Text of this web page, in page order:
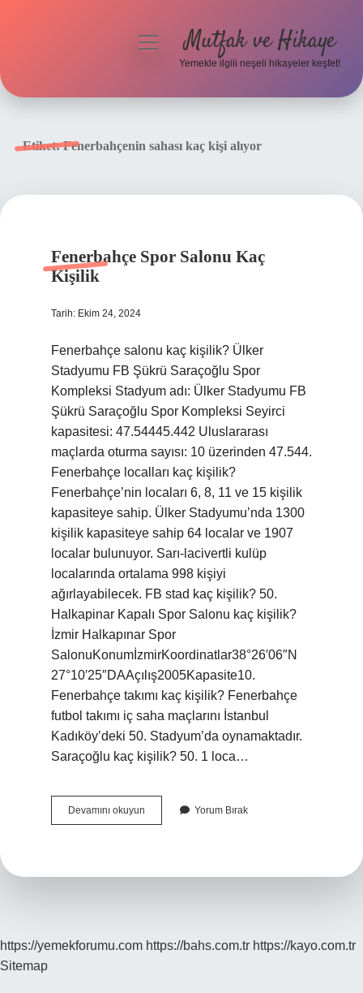
menüyüMutfak ve Hikaye
Yemekle ilgili neşeli hikayeler keşfet!
Etiket:Fenerbahçenin sahası kaç kişi alıyor
Fenerbahçe Spor Salonu Kaç
Kişilik
Tarih: Ekim 24, 2024
Fenerbahçe salonu kaç kişilik? Ülker
Stadyumu FB Şükrü Saraçoğlu Spor
Kompleksi Stadyum adı: Ülker Stadyumu FB
Şükrü Saraçoğlu Spor Kompleksi Seyirci
kapasitesi: 47.54445.442 Uluslararası
maçlarda oturma sayısı: 10 üzerinden 47.544.
Fenerbahçe localları kaç kişilik?
Fenerbahçe’nin locaları 6, 8, 11 ve 15 kişilik
kapasiteye sahip. Ülker Stadyumu’nda 1300
kişilik kapasiteye sahip 64 localar ve 1907
localar bulunuyor. Sarı-lacivertli kulüp
localarında ortalama 998 kişiyi
ağırlayabilecek. FB stad kaç kişilik? 50.
Halkapinar Kapalı Spor Salonu kaç kişilik?
İzmir Halkapınar Spor
SalonuKonumİzmirKoordinatlar38°26′06″N
27°10′25″DAAçılış2005Kapasite10.
Fenerbahçe takımı kaç kişilik? Fenerbahçe
futbol takımı iç saha maçlarını İstanbul
Kadıköy’deki 50. Stadyum’da oynamaktadır.
Saraçoğlu kaç kişilik? 50. 1 loca…
Devamını okuyun Fenerbahçe
Spor
Yorum Bırak
https://yemekforumu.com https://bahs.com.tr https://kayo.com.tr
Sitemap